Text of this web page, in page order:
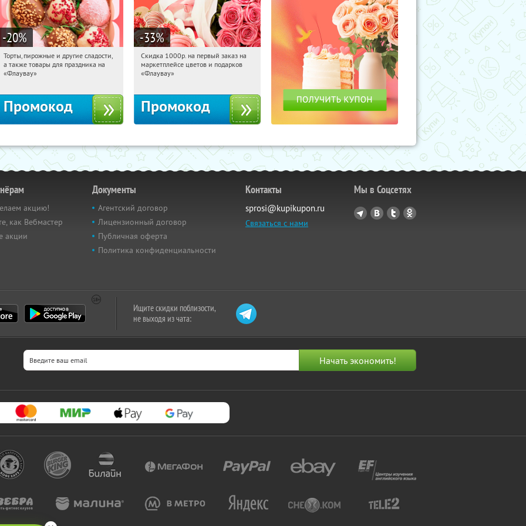
-20%
16:56:31 Получили:
Россия
Торты, пирожные и другие сладости,
а также товары для праздника на
«Флаувау»
Промокод
-33%
16:56:31 Получили:
Россия
Скидка 1000р. на первый заказ на
маркетплейсе цветов и подарков
«Флаувау»
Промокод
акцию!
как Вебмастер
акции
Документы
Агентский договор
Лицензионный договор
Публичная оферта
Политика конфиденциальности
Контакты
sprosi@kupikupon.ru
Связаться с нами
Мы в Соцсетях
Ищите скидки поблизости,
не выходя из чата: